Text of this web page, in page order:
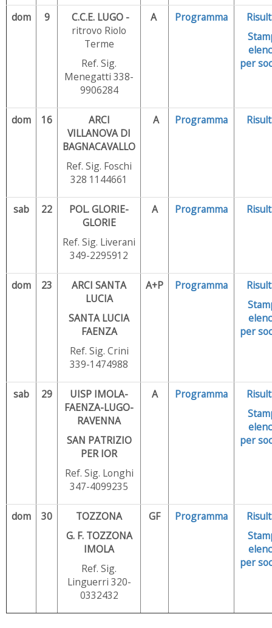
dom 9
C.C.E. LUGO -
ritrovo Riolo
Terme
Ref. Sig.
Menegatti 338-
9906284
A Programma
per
dom 16
ARCI
VILLANOVA DI
BAGNACAVALLO
Ref. Sig. Foschi
328 1144661
A Programma
sab 22
POL. GLORIE-
GLORIE
Ref. Sig. Liverani
349-2295912
A Programma
dom 23
ARCI SANTA
LUCIA
SANTA LUCIA
FAENZA
Ref. Sig. Crini
339-1474988
A+P Programma
per
sab 29
UISP IMOLA-
FAENZA-LUGO-
RAVENNA
SAN PATRIZIO
PER IOR
Ref. Sig. Longhi
347-4099235
A Programma
per
dom 30
TOZZONA
G. F. TOZZONA
IMOLA
Ref. Sig.
Linguerri 320-
0332432
GF Programma
per